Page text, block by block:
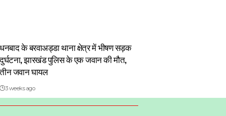
धनबाद के बरवाअड्डा थाना क्षेत्र में भीषण सड़क
दुर्घटना, झारखंड पुलिस के एक जवान की मौत,
तीन जवान घायल
3 weeks ago